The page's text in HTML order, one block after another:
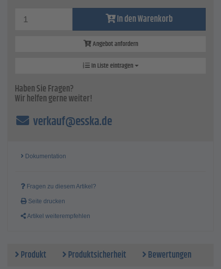
In den Warenkorb
Angebot anfordern
In Liste eintragen
Haben Sie Fragen?
Wir helfen gerne weiter!
verkauf@esska.de
Dokumentation
Fragen zu diesem Artikel?
Seite drucken
Artikel weiterempfehlen
Produkt Produktsicherheit Bewertungen